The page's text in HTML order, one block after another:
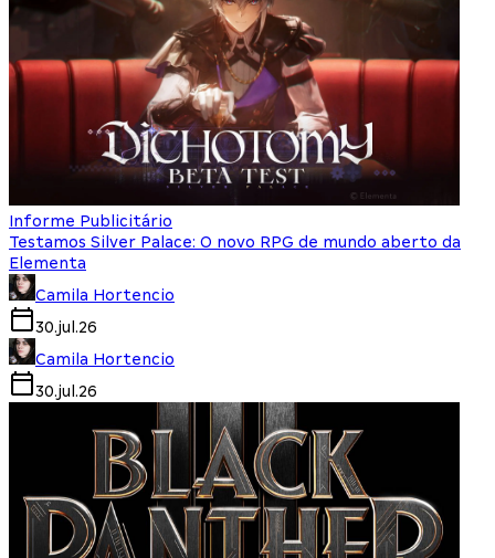
Informe Publicitário
Testamos Silver Palace: O novo RPG de mundo aberto da
Elementa
Camila Hortencio
30.jul.26
Camila Hortencio
30.jul.26